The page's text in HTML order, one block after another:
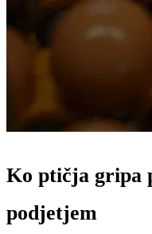
Ko ptičja gripa
podjetjem